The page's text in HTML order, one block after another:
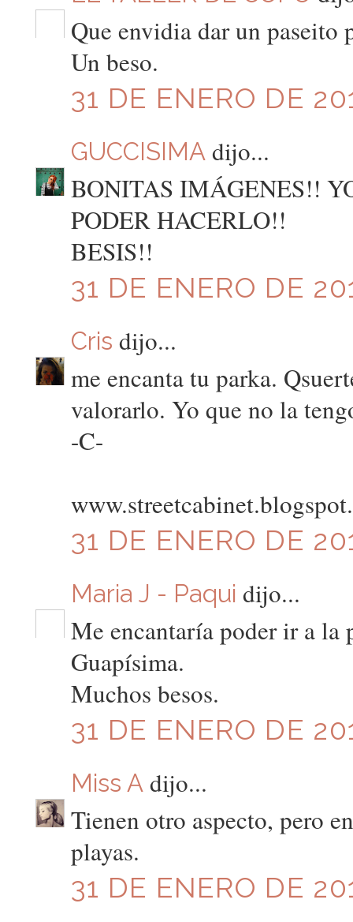
Que envidia dar un paseito
Un beso.
31 DE ENERO DE
GUCCISIMAdijo...
BONITAS IMÁGENES!!
PODER HACERLO!!
BESIS!!
31 DE ENERO DE
Cris dijo...
me encanta tu parka.
valorarlo. Yo que no la
-C-
31 DE ENERO DE
Maria J - Paqui dijo...
Me encantaría poder ir a
Guapísima.
Muchos besos.
31 DE ENERO DE
Miss Adijo...
Tienen otro aspecto, pero
playas.
31 DE ENERO DE